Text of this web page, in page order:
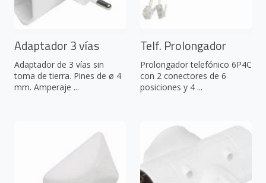
Adaptador 3 vías
Adaptador de 3 vías sin
toma de tierra. Pines de ø 4
mm. Amperaje ...
Telf. Prolongador
Prolongador telefónico 6P4C
con 2 conectores de 6
posiciones y 4 ...